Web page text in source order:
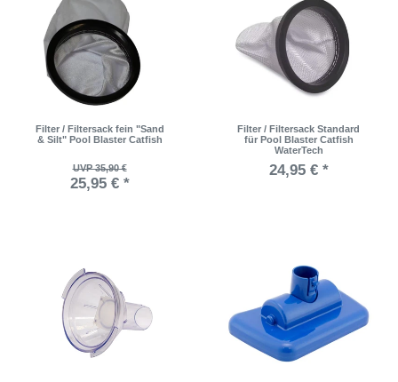
Filter / Filtersack fein "Sand
& Silt" Pool Blaster Catfish
UVP 35,90 €
25,95 € *
Filter / Filtersack Standard
für Pool Blaster Catfish
WaterTech
24,95 € *